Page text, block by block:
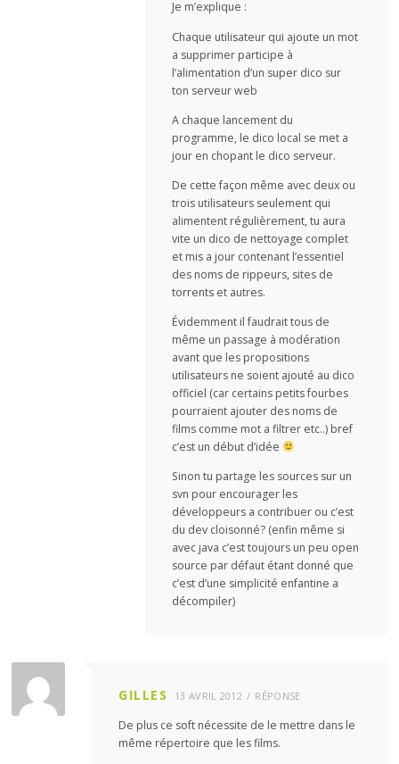
Je m’explique :
Chaque utilisateur qui ajoute un mot
a supprimer participe à
l’alimentation d’un super dico sur
ton serveur web
A chaque lancement du
programme, le dico local se met a
jour en chopant le dico serveur.
De cette façon même avec deux ou
trois utilisateurs seulement qui
alimentent régulièrement, tu aura
vite un dico de nettoyage complet
et mis a jour contenant l’essentiel
des noms de rippeurs, sites de
torrents et autres.
Évidemment il faudrait tous de
même un passage à modération
avant que les propositions
utilisateurs ne soient ajouté au dico
officiel (car certains petits fourbes
pourraient ajouter des noms de
films comme mot a filtrer etc..) bref
c’est un début d’idée
Sinon tu partage les sources sur un
svn pour encourager les
développeurs a contribuer ou c’est
du dev cloisonné? (enfin même si
avec java c’est toujours un peu open
source par défaut étant donné que
c’est d’une simplicité enfantine a
décompiler)
GILLES 13 AVRIL 2012 RÉPONSE
De plus ce soft nécessite de le mettre dans le
même répertoire que les films.